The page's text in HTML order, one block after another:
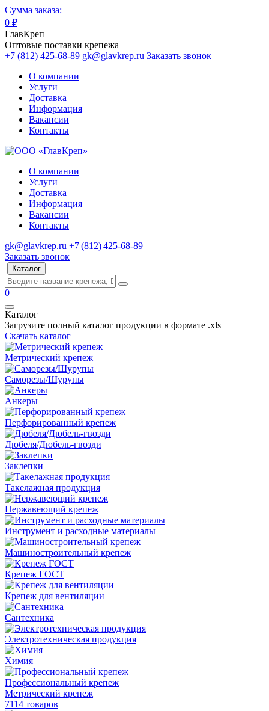
Сумма заказа:
0 ₽
ГлавКреп
Оптовые поставки крепежа
+7 (812) 425-68-89 gk@glavkrep.ru Заказать звонок
О компании
Услуги
Доставка
Информация
Вакансии
Контакты
О компании
Услуги
Доставка
Информация
Вакансии
Контакты
gk@glavkrep.ru +7 (812) 425-68-89
Заказать звонок
Каталог
0
Каталог
Загрузите полный каталог продукции в формате .xls
Скачать каталог
Метрический крепеж
Саморезы/Шурупы
Анкеры
Перфорированный крепеж
Дюбеля/Дюбель-гвозди
Заклепки
Такелажная продукция
Нержавеющий крепеж
Инструмент и расходные материалы
Машиностроительный крепеж
Крепеж ГОСТ
Крепеж для вентиляции
Сантехника
Электротехническая продукция
Химия
Профессиональный крепеж
Метрический крепеж
7114 товаров